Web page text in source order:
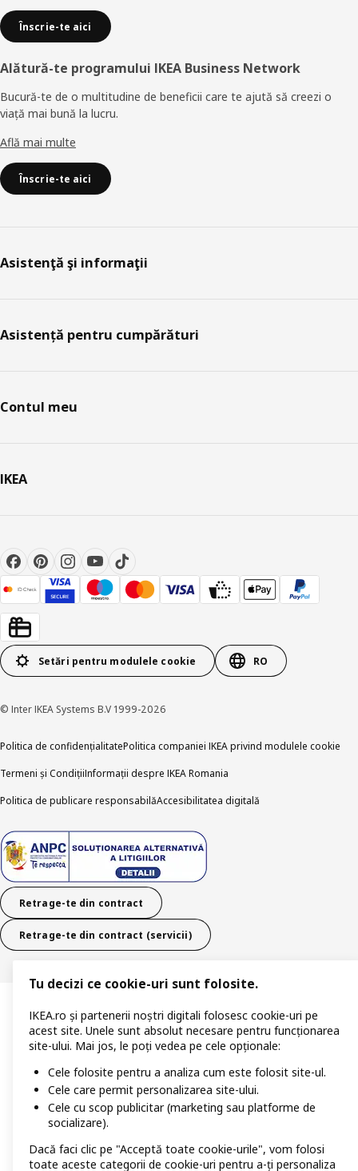
Înscrie-te aici
Alătură-te programului IKEA Business Network
Bucură-te de o multitudine de beneficii care te ajută să creezi o
viață mai bună la lucru.
Află mai multe
Înscrie-te aici
Asistenţă şi informaţii
Asistență pentru cumpărături
Contul meu
IKEA
Setări pentru modulele cookie RO
© Inter IKEA Systems B.V 1999-2026
Politica de confidențialitatePolitica companiei IKEA privind modulele cookie
Termeni și CondițiiInformații despre IKEA Romania
Politica de publicare responsabilăAccesibilitatea digitală
Retrage-te din contract
Retrage-te din contract (servicii)
Tu decizi ce cookie-uri sunt folosite.
IKEA.ro și partenerii noștri digitali folosesc cookie-uri pe
acest site. Unele sunt absolut necesare pentru funcționarea
site-ului. Mai jos, le poți vedea pe cele opționale:
Cele folosite pentru a analiza cum este folosit site-ul.
Cele care permit personalizarea site-ului.
Cele cu scop publicitar (marketing sau platforme de
socializare).
Dacă faci clic pe "Acceptă toate cookie-urile", vom folosi
toate aceste categorii de cookie-uri pentru a-ți personaliza